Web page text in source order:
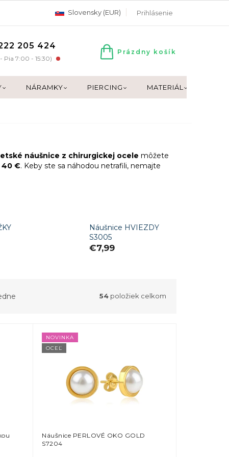
Slovensky (EUR) Prihlásenie
205 424
Pia 7:00 - 15:30)
NÁKUPNÝ
Prázdny košík
NÁRAMKY PIERCING MATERIÁL
náušnice z chirurgickej ocele môžete
40 €. Keby ste sa náhodou netrafili, nemajte
Náušnice HVIEZDY
S3005
€7,99
54 položiek celkom
NOVINKA
OCEĽ
Náušnice PERLOVÉ OKO GOLD
S7204